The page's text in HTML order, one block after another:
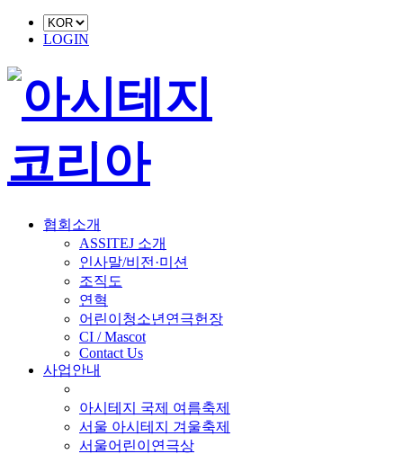
LOGIN
협회소개
ASSITEJ 소개
인사말/비전·미션
조직도
연혁
어린이청소년연극헌장
CI / Mascot
Contact Us
사업안내
아시테지 국제 여름축제
서울 아시테지 겨울축제
서울어린이연극상